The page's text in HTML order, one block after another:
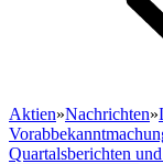
Aktien»Nachrichten»
Quartalsberichten